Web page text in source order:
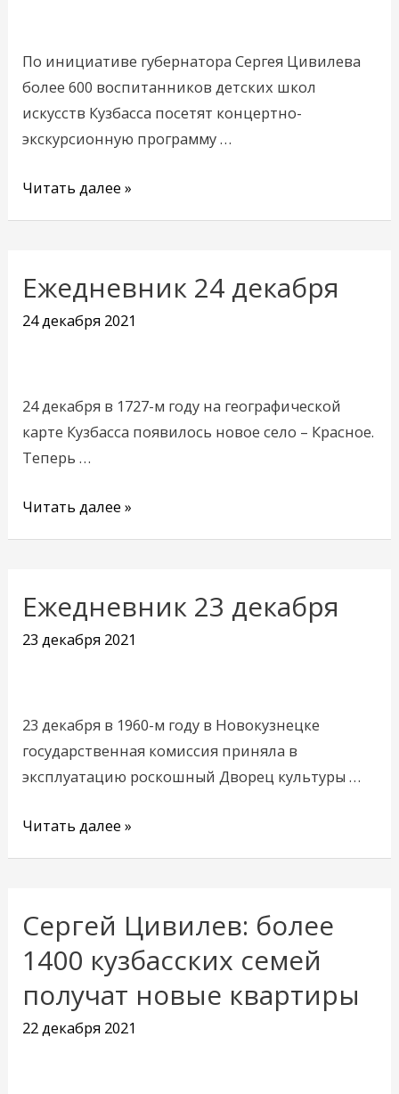
По инициативе губернатора Сергея Цивилева
более 600 воспитанников детских школ
искусств Кузбасса посетят концертно-
экскурсионную программу …
искусств
Читать далее »
Ежедневник 24 декабря
24 декабря 2021
24 декабря в 1727-м году на географической
карте Кузбасса появилось новое село – Красное.
Теперь …
Ежедневник
декабря
Читать далее »
Ежедневник 23 декабря
23 декабря 2021
23 декабря в 1960-м году в Новокузнецке
государственная комиссия приняла в
эксплуатацию роскошный Дворец культуры …
Ежедневник
декабря
Читать далее »
Сергей Цивилев: более
1400 кузбасских семей
получат новые квартиры
22 декабря 2021
Сергей
Цивилев:
более
1400
кузбасских